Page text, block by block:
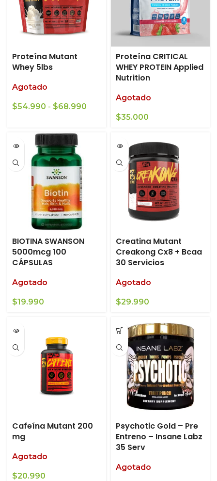
Proteína Mutant
Whey 5lbs
Agotado
$54.990 - $68.990
$54.990
Proteína CRITICAL
WHEY PROTEIN Applied
Nutrition
Agotado
$35.000
BIOTINA SWANSON
5000mcg 100
CÁPSULAS
Agotado
$19.990
Creatina Mutant
Creakong Cx8 + Bcaa
30 Servicios
Agotado
$29.990
Cafeína Mutant 200
mg
Agotado
$20.990
Psychotic Gold – Pre
Entreno – Insane Labz
35 Serv
Agotado